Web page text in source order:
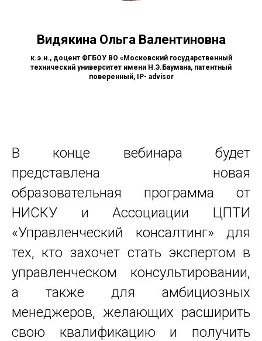
Видякина Ольга Валентиновна
к.э.н., доцент ФГБОУ ВО «Московский государственный
технический университет имени Н.Э.Баумана, патентный
поверенный, IP- advisor
В конце вебинара будет
представлена новая
образовательная программа от
НИСКУ и Ассоциации ЦПТИ
«Управленческий консалтинг» для
тех, кто захочет стать экспертом в
управленческом консультировании,
а также для амбициозных
менеджеров, желающих расширить
свою квалификацию и получить